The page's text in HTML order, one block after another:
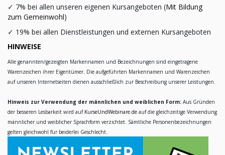
✓ 7% bei allen unseren eigenen Kursangeboten (Mit Bildung
zum Gemeinwohl)
✓ 19% bei allen Dienstleistungen und externen Kursangeboten
HINWEISE
Alle genannten/gezeigten Markennamen und Bezeichnungen sind eingetragene
Warenzeichen ihrer Eigentümer. Die aufgeführten Markennamen und Warenzeichen
auf unseren Internetseiten dienen ausschließlich zur Beschreibung unserer Leistungen.
Hinweis zur Verwendung der männlichen und weiblichen Form: Aus Gründen
der besseren Lesbarkeit wird auf KurseUndWebinare.de auf die gleichzeitige Verwendung
männlicher und weiblicher Sprachform verzichtet. Sämtliche Personenbezeichnungen
gelten gleichwohl für beiderlei Geschlecht.